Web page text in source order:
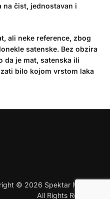
na čist, jednostavan i
ali neke reference, zbog
satenske. Bez obzira
da je mat, satenska ili
bilo kojom vrstom laka
© 2026 Spektar MHobby.
All Rights Reserved.